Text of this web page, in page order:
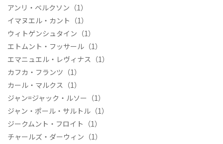
アンリ・ベルクソン （1）
イマヌエル・カント （1）
ウィトゲンシュタイン （1）
エトムント・フッサール （1）
エマニュエル・レヴィナス （1）
カフカ・フランツ （1）
カール・マルクス （1）
ジャン=ジャック・ルソー （1）
ジャン・ポール・サルトル （1）
ジークムント・フロイト （1）
チャールズ・ダーウィン （1）